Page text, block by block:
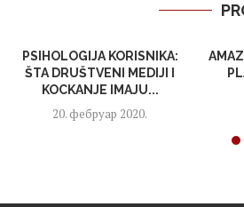
PSIHOLOGIJA KORISNIKA:
ŠTA DRUŠTVENI MEDIJI I
KOCKANJE IMAJU...
20. фебруар 2020.